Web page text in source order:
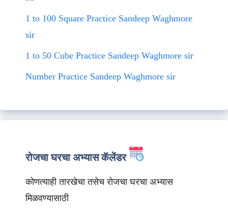
1 to 100 Square Practice Sandeep Waghmore
sir
1 to 50 Cube Practice Sandeep Waghmore sir
Number Practice Sandeep Waghmore sir
रोजचा घरचा अभ्यास कॅलेंडर
कोणत्याही तारखेचा तसेच रोजचा घरचा अभ्यास
मिळवण्यासाठी